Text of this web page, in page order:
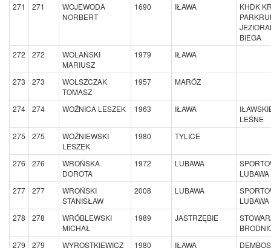
271 271
WOJEWODA
NORBERT
1690 IŁAWA
KHDK
BIEGA
272
272
WOLAŃSKI
MARIUSZ
1979 IŁAWA
273 273
WOLSZCZAK
TOMASZ
1957 MARÓZ
274 274 WOŹNICA LESZEK 1963 IŁAWA
LEŚNE
275
275
WOŹNIEWSKI
LESZEK
1980 TYLICE
276 276
WROŃSKA
DOROTA
1972 LUBAWA
LUBAWA
277
277
WROŃSKI
STANISŁAW
2008 LUBAWA
LUBAWA
278
278
WRÓBLEWSKI
MICHAŁ
1989 JASTRZĘBIE
279
279
WYROSTKIEWICZ
1980 IŁAWA